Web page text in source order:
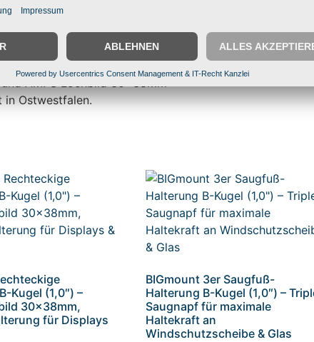
& Lager
AMPS Lochbild 30x38mm
Ostwestfalen.
Kugel (1,0″) –
30x38mm,
für Displays
BIGmount 3er Saugfuß-
Halterung B-Kugel (1,0″) –
Saugnapf für maximale
Haltekraft an
Windschutzscheibe & Glas